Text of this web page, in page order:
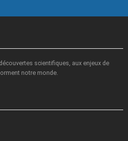
scientifiques, aux enjeux de
notre monde.